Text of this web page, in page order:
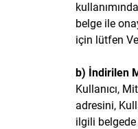
belge ile
için lütfen
b) İndirilen
Kullanıcı,
adresini,
ilgili